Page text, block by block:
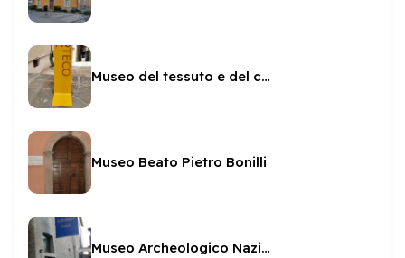
Museo del tessuto e del costume
Museo Beato Pietro Bonilli
Museo Archeologico Nazionale